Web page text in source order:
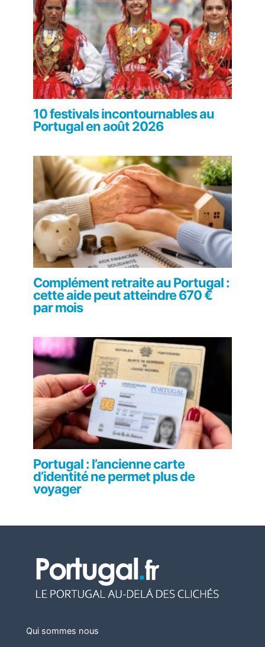
10 festivals incontournables au
Portugal en août 2026
Complément retraite au Portugal :
cette aide peut atteindre 670 €
par mois
Portugal : l’ancienne carte
d’identité ne permet plus de
voyager
Qui sommes nous